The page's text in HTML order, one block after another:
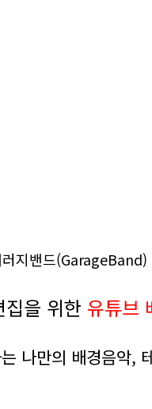
지밴드(GarageBand)
을 위한 유튜브
나만의 배경음악,